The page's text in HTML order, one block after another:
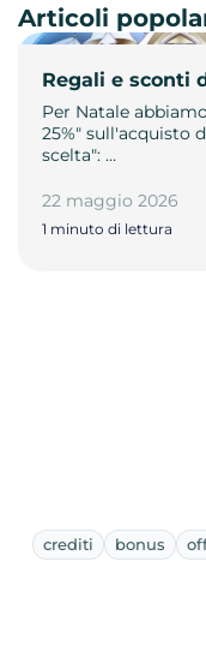
Regali e sconti
Per Natale
25%" sull'acquisto
scelta": …
22 maggio 2026
1 minuto di lettura
Articoli
crediti bonus